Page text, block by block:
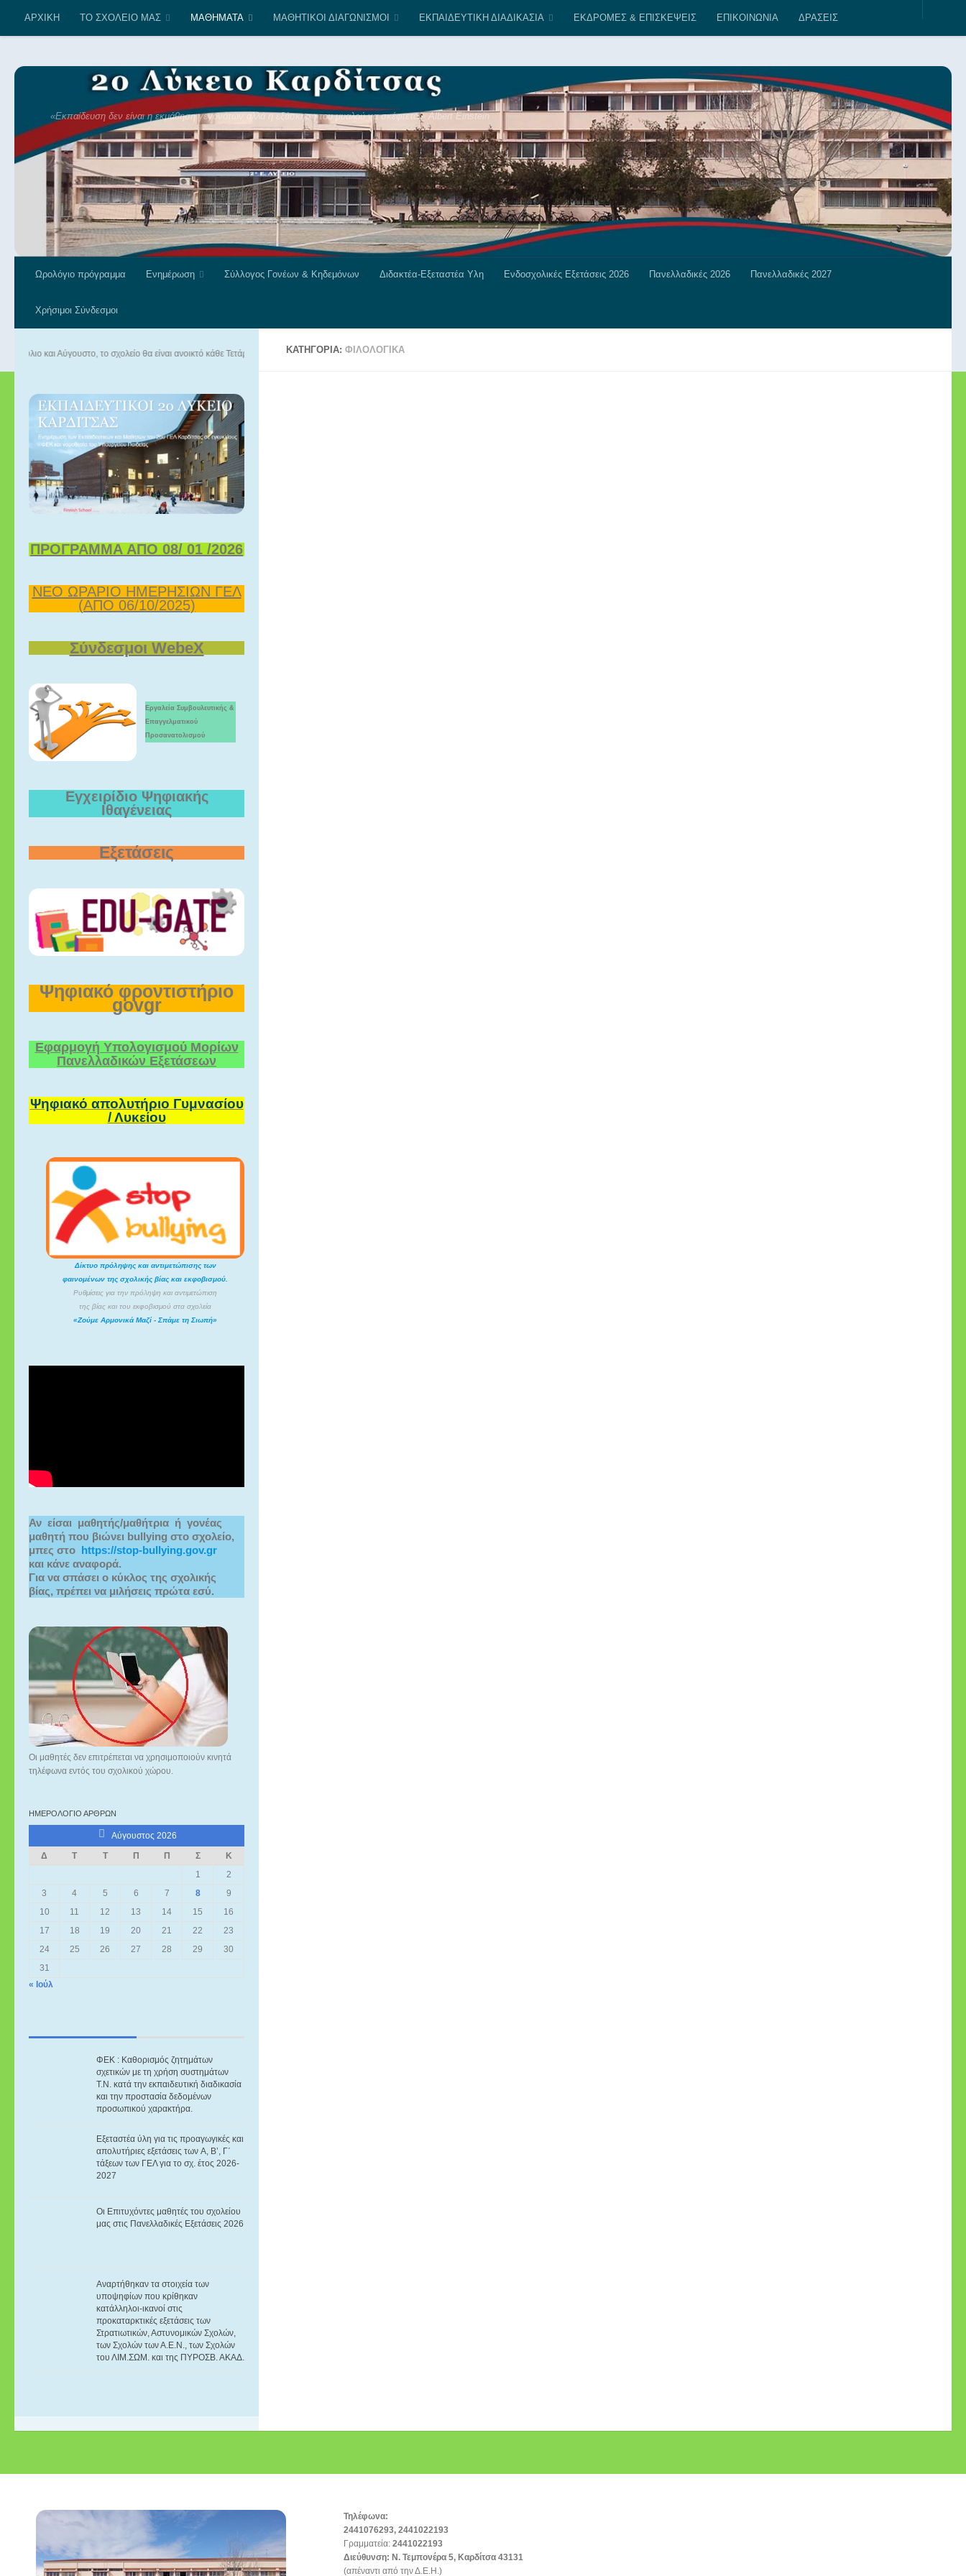
Skip to content
ΑΡΧΙΚΗ ΤΟ ΣΧΟΛΕΙΟ ΜΑΣ ΜΑΘΗΜΑΤΑ ΜΑΘΗΤΙΚΟΙ ΔΙΑΓΩΝΙΣΜΟΙ ΕΚΠΑΙΔΕΥΤΙΚΗ ΔΙΑΔΙΚΑΣΙΑ ΕΚΔΡΟΜΕΣ & ΕΠΙΣΚΕΨΕΙΣ ΕΠΙΚΟΙΝΩΝΙΑ ΔΡΑΣΕΙΣ
«Εκπαίδευση δεν είναι η εκμάθηση γεγονότων αλλά η εξάσκηση του μυαλού να σκέφτεται» Albert Einstein
Ωρολόγιο πρόγραμμα Ενημέρωση Σύλλογος Γονέων & Κηδεμόνων Διδακτέα-Εξεταστέα Υλη Ενδοσχολικές Εξετάσεις 2026 Πανελλαδικές 2026 Πανελλαδικές 2027
Χρήσιμοι Σύνδεσμοι
ΚΑΤΗΓΟΡΊΑ: ΦΙΛΟΛΟΓΙΚΑ
Αύγουστο, το σχολείο θα είναι ανοικτό κάθε Τετάρτη 09.00-13.00. Καλό καλοκαίρι!
ΠΡΟΓΡΑΜΜΑ ΑΠΟ 08/ 01 /2026
ΝΕΟ ΩΡΑΡΙΟ ΗΜΕΡΗΣΙΩΝ ΓΕΛ
(ΑΠΟ 06/10/2025)
Σύνδεσμοι WebeX
Εργαλεία Συμβουλευτικής &
Επαγγελματικού
Προσανατολισμού
Εγχειρίδιο Ψηφιακής
Ιθαγένειας
Εξετάσεις
Ψηφιακό φροντιστήριο
govgr
Εφαρμογή Υπολογισμού Μορίων
Πανελλαδικών Εξετάσεων
Ψηφιακό απολυτήριο Γυμνασίου
/ Λυκείου
Δίκτυο πρόληψης και αντιμετώπισης των
φαινομένων της σχολικής βίας και εκφοβισμού.
Ρυθμίσεις για την πρόληψη και αντιμετώπιση
της βίας και του εκφοβισμού στα σχολεία
«Ζούμε Αρμονικά Μαζί - Σπάμε τη Σιωπή»
Αν  είσαι  μαθητής/μαθήτρια  ή  γονέας
μαθητή που βιώνει bullying στο σχολείο,
μπες στο https://stop-bullying.gov.gr
και κάνε αναφορά.
Για να σπάσει ο κύκλος της σχολικής
βίας, πρέπει να μιλήσεις πρώτα εσύ.
Οι μαθητές δεν επιτρέπεται να χρησιμοποιούν κινητά
τηλέφωνα εντός του σχολικού χώρου.
ΗΜΕΡΟΛΌΓΙΟ ΆΡΘΡΩΝ
Αύγουστος 2026
Δ
Τ Τ Π Π Σ
Κ
1
2
3
4 5 6 7 8
9
10
11 12 13 14 15
16
17
18 19 20 21 22
23
24
25 26 27 28 29
30
31
« Ιούλ
ΦΕΚ : Καθορισμός ζητημάτων
σχετικών με τη χρήση συστημάτων
Τ.Ν. κατά την εκπαιδευτική διαδικασία
και την προστασία δεδομένων
προσωπικού χαρακτήρα.
Eξεταστέα ύλη για τις προαγωγικές και
απολυτήριες εξετάσεις των A, B’, Γ΄
τάξεων των ΓΕΛ για το σχ. έτος 2026-
2027
Οι Επιτυχόντες μαθητές του σχολείου
μας στις Πανελλαδικές Εξετάσεις 2026
Αναρτήθηκαν τα στοιχεία των
υποψηφίων που κρίθηκαν
κατάλληλοι-ικανοί στις
προκαταρκτικές εξετάσεις των
Στρατιωτικών, Αστυνομικών Σχολών,
των Σχολών των Α.E.N., των Σχολών
του ΛΙΜ.ΣΩΜ. και της ΠΥΡΟΣΒ. ΑΚΑΔ.
Τηλέφωνα:
2441076293, 2441022193
Γραμματεία: 2441022193
Διεύθυνση: Ν. Τεμπονέρα 5, Καρδίτσα 43131
(απέναντι από την Δ.Ε.Η.)